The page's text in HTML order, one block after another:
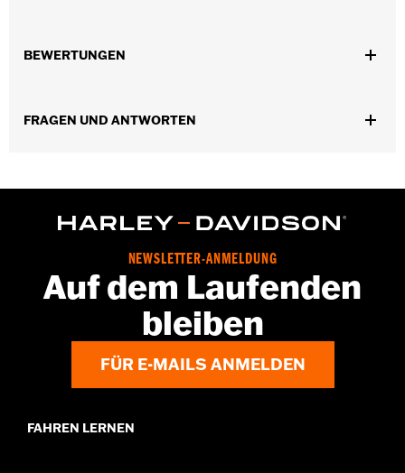
Funktionsmerkmale:
Jacket Style:Moto
BEWERTUNGEN
FRAGEN UND ANTWORTEN
NEWSLETTER-ANMELDUNG
Auf dem Laufenden
bleiben
FÜR E-MAILS ANMELDEN
FAHREN LERNEN